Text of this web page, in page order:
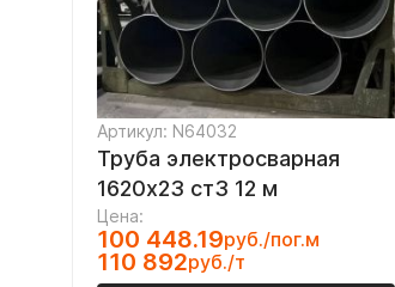
Артикул: N64032
Труба электросварная
1620х23 ст3 12 м
Цена:
100 448.19руб./пог.м
110 892руб./т